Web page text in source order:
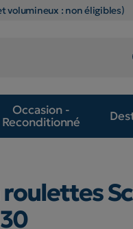
volumineux : non éligibles)
Occasion -
Reconditionné
roulettes